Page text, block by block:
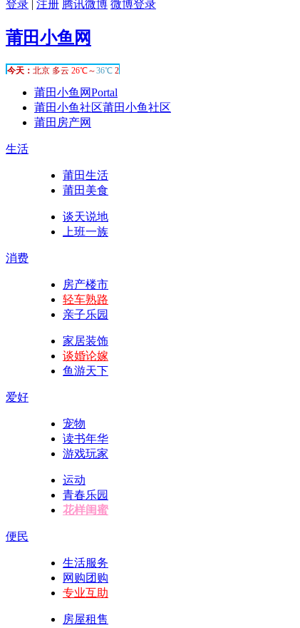
登录 | 注册 腾讯微博 微博登录
莆田小鱼网
莆田小鱼网Portal
莆田小鱼社区莆田小鱼社区
莆田房产网
生活
莆田生活
莆田美食
谈天说地
上班一族
消费
房产楼市
轻车熟路
亲子乐园
家居装饰
谈婚论嫁
鱼游天下
爱好
宠物
读书年华
游戏玩家
运动
青春乐园
花样闺蜜
便民
生活服务
网购团购
专业互助
房屋租售